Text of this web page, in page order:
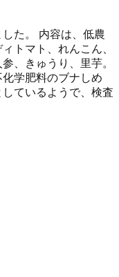
た。 内容は、低農
トマト、れんこん、
、きゅうり、里芋。
学肥料のブナしめ
ているようで、検査